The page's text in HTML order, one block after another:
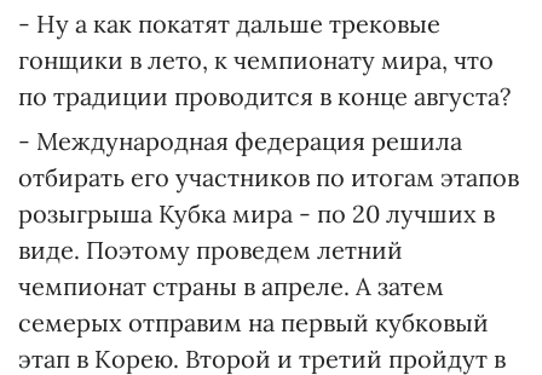
- Ну а как покатят дальше трековые
гонщики в лето, к чемпионату мира, что
по традиции проводится в конце августа?
- Международная федерация решила
отбирать его участников по итогам этапов
розыгрыша Кубка мира - по 20 лучших в
виде. Поэтому проведем летний
чемпионат страны в апреле. А затем
семерых отправим на первый кубковый
этап в Корею. Второй и третий пройдут в